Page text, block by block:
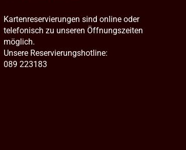
Kartenreservierungen sind online oder
telefonisch zu unseren Öffnungszeiten
möglich.
Unsere Reservierungshotline:
089 223183